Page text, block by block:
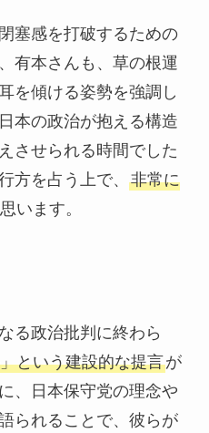
塞感を打破するための
有本さんも、草の根運
を傾ける姿勢を強調し
本の政治が抱える構造
させられる時間でした
方を占う上で、 非常に
います。
る政治批判に終わら
という建設的な提言が
、日本保守党の理念や
られることで、彼らが